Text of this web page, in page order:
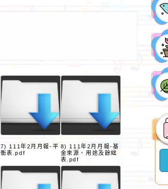
7) 111年2月月報-平
衡表.pdf
8) 111年2月月報-基
金來源、用途及餘絀
表.pdf